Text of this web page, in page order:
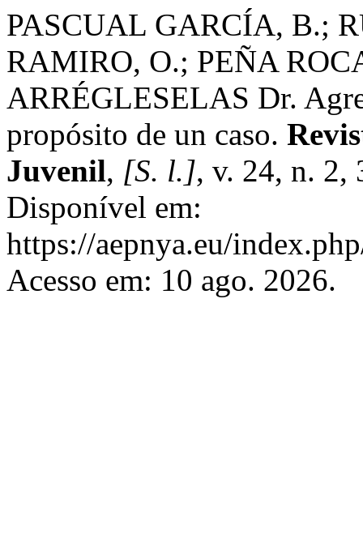
PASCUAL GARCÍA, B.;
RAMIRO, O.; PEÑA
ARRÉGLESELAS Dr.
propósito de un caso.
Juvenil, [S. l.], v. 24, n. 2,
Disponível em:
https://aepnya.eu/
Acesso em: 10 ago. 2026.